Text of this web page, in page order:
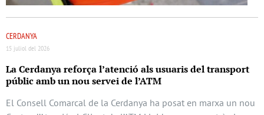
CERDANYA
15 juliol del 2026
La Cerdanya reforça l’atenció als usuaris del transport
públic amb un nou servei de l’ATM
El Consell Comarcal de la Cerdanya ha posat en marxa un nou